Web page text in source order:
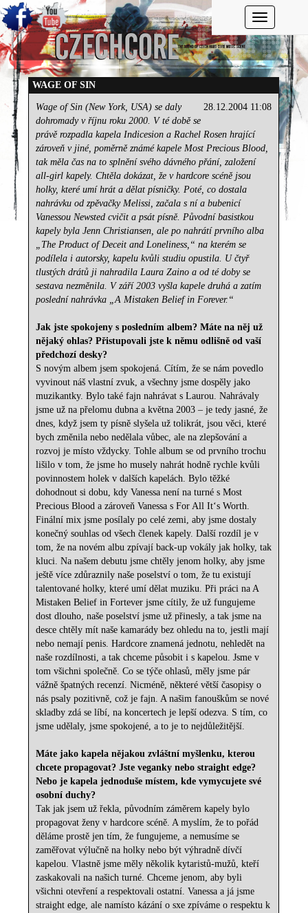
Toggle
WAGE OF SIN
28.12.2004 11:08
Wage of Sin (New York, USA) se daly
dohromady v říjnu roku 2000. V té době se
právě rozpadla kapela Indicesion a Rachel Rosen hrající
zároveň v jiné, poměrně známé kapele Most Precious Blood,
tak měla čas na to splnění svého dávného přání, založení
all-girl kapely. Chtěla dokázat, že v hardcore scéně jsou
holky, které umí hrát a dělat písničky. Poté, co dostala
nahrávku od zpěvačky Melissi, začala s ní a bubenicí
Vanessou Newsted cvičit a psát písně. Původní basistkou
kapely byla Jenn Christiansen, ale po nahrátí prvního alba
„The Product of Deceit and Loneliness,“ na kterém se
podílela i autorsky, kapelu kvůli studiu opustila. U čtyř
tlustých drátů ji nahradila Laura Zaino a od té doby se
sestava nezměnila. V září 2003 vyšla kapele druhá a zatím
poslední nahrávka „A Mistaken Belief in Forever.“
Jak jste spokojeny s posledním albem? Máte na něj už
nějaký ohlas? Přistupovali jste k němu odlišně od vaší
předchozí desky?
S novým albem jsem spokojená. Cítím, že se nám povedlo
vyvinout náš vlastní zvuk, a všechny jsme dospěly jako
muzikantky. Bylo také fajn nahrávat s Laurou. Nahrávaly
jsme už na přelomu dubna a května 2003 – je tedy jasné, že
dnes, když jsem ty písně slyšela už tolikrát, jsou věci, které
bych změnila nebo nedělala vůbec, ale na zlepšování a
rozvoj je místo vždycky. Tohle album se od prvního trochu
lišilo v tom, že jsme ho musely nahrát hodně rychle kvůli
povinnostem holek v dalších kapelách. Bylo těžké
dohodnout si dobu, kdy Vanessa není na turné s Most
Precious Blood a zároveň Vanessa s For All It‘s Worth.
Finální mix jsme posílaly po celé zemi, aby jsme dostaly
konečný souhlas od všech členek kapely. Další rozdíl je v
tom, že na novém albu zpívají back-up vokály jak holky, tak
kluci. Na našem debutu jsme chtěly jenom holky, aby jsme
ještě více zdůraznily naše poselství o tom, že tu existují
talentované holky, které umí dělat muziku. Při práci na A
Mistaken Belief in Fortever jsme cítily, že už fungujeme
dost dlouho, naše poselství jsme už přinesly, a tak jsme na
desce chtěly mít naše kamarády bez ohledu na to, jestli mají
nebo nemají penis. Hardcore znamená jednotu, nehledět na
naše rozdílnosti, a tak chceme působit i s kapelou. Jsme v
tom všichni společně. Co se týče ohlasů, měly jsme pár
vážně špatných recenzí. Nicméně, některé větší časopisy o
nás psaly pozitivně, což je fajn. A našim fanouškům se nové
skladby zdá se líbí, na koncertech je lepší odezva. S tím, co
jsme udělaly, jsme spokojené, a to je to nejdůležitější.
Máte jako kapela nějakou zvláštní myšlenku, kterou
chcete propagovat? Jste veganky nebo straight edge?
Nebo je kapela jednoduše místem, kde vymycujete své
osobní duchy?
Tak jak jsem už řekla, původním záměrem kapely bylo
propagovat ženy v hardcore scéně. A myslím, že to pořád
děláme prostě jen tím, že fungujeme, a nemusíme se
zaměřovat výlučně na holky nebo být výhradně dívčí
kapelou. Vlastně jsme měly několik kytaristů-mužů, kteří
zaskakovali na našich turné. Chceme jenom, aby byli
všichni otevření a respektovali ostatní. Vanessa a já jsme
straight edge, ale namísto kázání o sxe zpíváme o respektu k